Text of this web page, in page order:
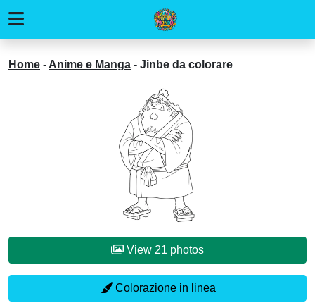
Home - Anime e Manga - Jinbe da colorare
View 21 photos
Colorazione in linea